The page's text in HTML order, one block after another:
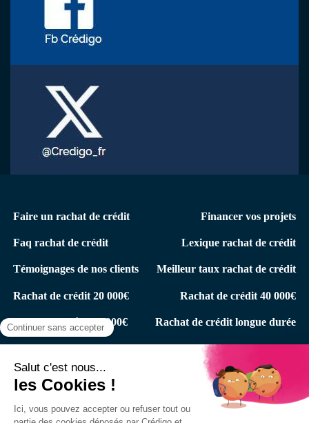
Menu
Faire un rachat de crédit Financer vos projets
Faq rachat de crédit Lexique rachat de crédit
Témoignages de nos clients Meilleur taux rachat de crédit
Rachat de crédit 20 000€ Rachat de crédit 40 000€
Rachat de prêt +75 000€ Rachat de crédit longue durée
Menu
du
de
Qui sommes-nous ?
Mentions légales